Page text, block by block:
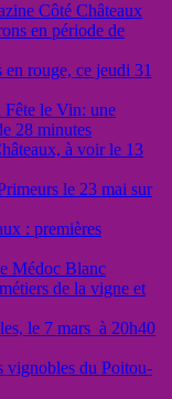
Côté Châteaux
en période de
rouge, ce jeudi 31
Fête le Vin: une
28 minutes
à voir le 13
le 23 mai sur
: premières
Médoc Blanc
de la vigne et
le 7 mars à 20h40
vignobles du Poitou-